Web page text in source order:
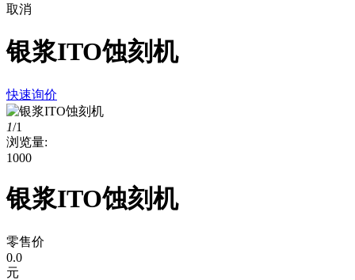
取消
银浆ITO蚀刻机
快速询价
1/1
浏览量:
1000
银浆ITO蚀刻机
零售价
0.0
元